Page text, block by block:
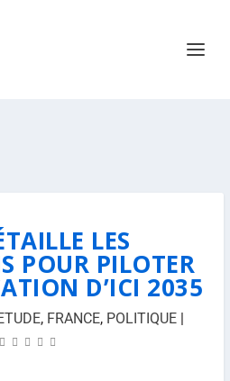
LES
POUR PILOTER
D’ICI 2035
, FRANCE, POLITIQUE |